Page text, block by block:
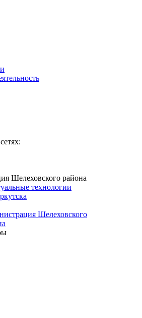
Шелеховского района
технологии
Шелеховского